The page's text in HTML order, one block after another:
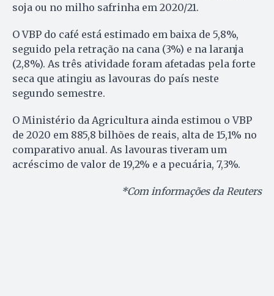
soja ou no milho safrinha em 2020/21.
O VBP do café está estimado em baixa de 5,8%,
seguido pela retração na cana (3%) e na laranja
(2,8%). As três atividade foram afetadas pela forte
seca que atingiu as lavouras do país neste
segundo semestre.
O Ministério da Agricultura ainda estimou o VBP
de 2020 em 885,8 bilhões de reais, alta de 15,1% no
comparativo anual. As lavouras tiveram um
acréscimo de valor de 19,2% e a pecuária, 7,3%.
*Com informações da Reuters